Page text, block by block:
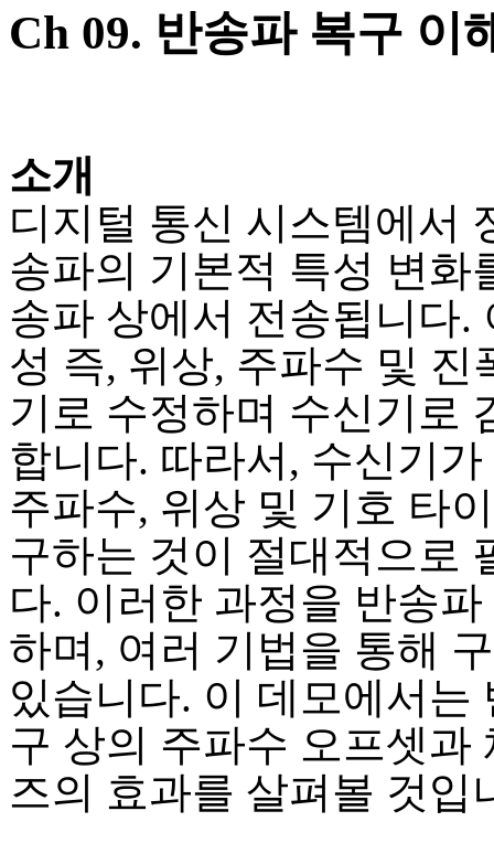
Ch 09. 반송파 복구 이
소개
디지털 통신 시스템에서
송파의 기본적 특성 변화
송파 상에서 전송됩니다.
성 즉, 위상, 주파수 및 진
기로 수정하며 수신기로
합니다. 따라서, 수신기
주파수, 위상 및 기호 타
구하는 것이 절대적으로
다. 이러한 과정을 반송
하며, 여러 기법을 통해
있습니다. 이 데모에서는
구 상의 주파수 오프셋과
즈의 효과를 살펴볼 것입